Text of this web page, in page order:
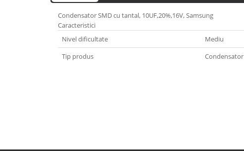
Condensator SMD cu tantal, 10UF,20%,16V, Samsung
Caracteristici
Nivel dificultate
Mediu
Tip produs
Condensator